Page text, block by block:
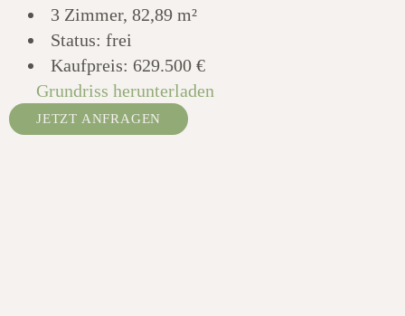
3 Zimmer, 82,89 m²
Status: frei
Kaufpreis: 629.500 €
Grundriss herunterladen
JETZT ANFRAGEN